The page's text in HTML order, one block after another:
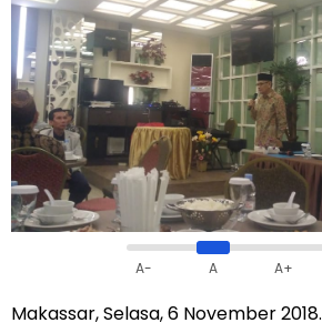
A- A A+
Makassar, Selasa, 6 November 2018.